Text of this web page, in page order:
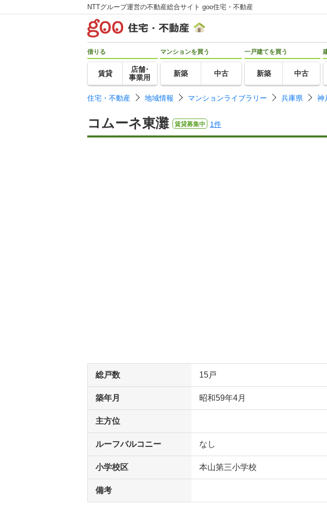
NTTグループ運営の不動産総合サイト goo住宅・不動産
借りる
賃貸
店舗･
事業用
マンションを買う
新築 中古
一戸建てを買う
新築 中古
住宅・不動産 地域情報 マンションライブラリー 兵庫県 神
コムーネ東灘 賃貸募集中 1件
総戸数 15戸
築年月 昭和59年4月
主方位
ルーフバルコニー なし
小学校区 本山第三小学校
備考